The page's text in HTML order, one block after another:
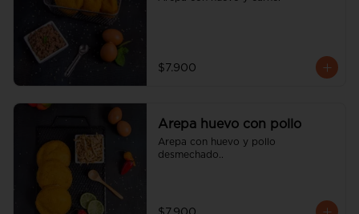
$7.900
Arepa huevo con pollo
Arepa con huevo y pollo
desmechado..